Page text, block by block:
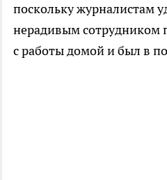
поскольку журналистам
нерадивым сотрудником
с работы домой и был в